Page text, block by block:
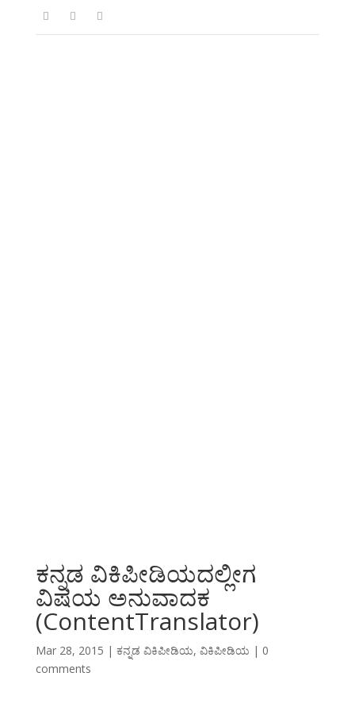
ಕನ್ನಡ ವಿಕಿಪೀಡಿಯದಲ್ಲೀಗ
ವಿಷಯ ಅನುವಾದಕ
(ContentTranslator)
Mar 28, 2015 | ಕನ್ನಡ ವಿಕಿಪೀಡಿಯ, ವಿಕಿಪೀಡಿಯ | 0
comments